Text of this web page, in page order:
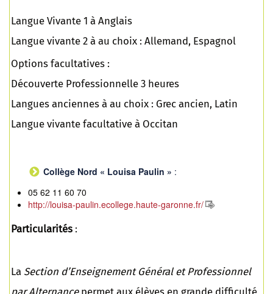
Langue Vivante 1 à Anglais
Langue vivante 2 à au choix : Allemand, Espagnol
Options facultatives :
Découverte Professionnelle 3 heures
Langues anciennes à au choix : Grec ancien, Latin
Langue vivante facultative à Occitan
Collège Nord « Louisa Paulin » :
05 62 11 60 70
http://louisa-paulin.ecollege.haute-garonne.fr/
Particularités :
La Section d’Enseignement Général et Professionnel
par Alternance permet aux élèves en grande difficulté